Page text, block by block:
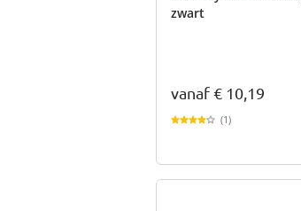
zwart
vanaf€ 10,19
(1)